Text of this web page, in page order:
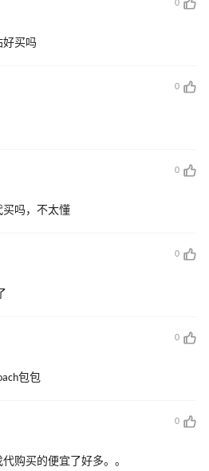
0
好买吗
0
0
吗，不太懂
0
0
包包
0
购买的便宜了好多。。